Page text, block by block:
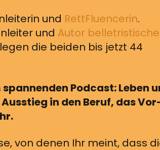
und RettFluencerin.
und Autor
die beiden bis jetzt 44
spannenden Podcast: Leben
in den Beruf, das
von denen Ihr meint, dass